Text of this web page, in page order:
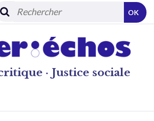
· Justice sociale
OK